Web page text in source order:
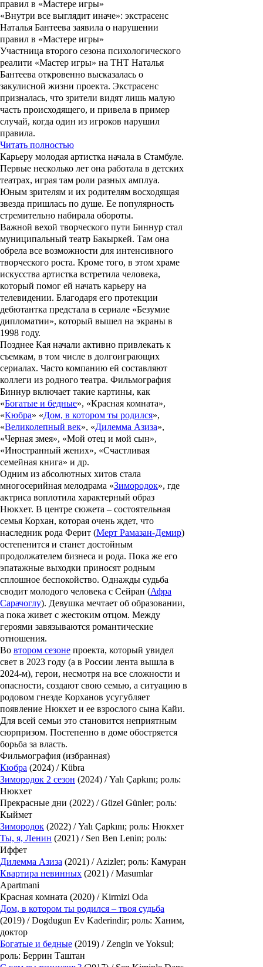
«Внутри все выглядит иначе»: экстрасенс
Наталья Бантеева заявила о нарушении
правил в «Мастере игры»
Участница второго сезона психологического
реалити «Мастер игры» на ТНТ Наталья
Бантеева откровенно высказалась о
закулисной жизни проекта. Экстрасенс
призналась, что зрители видят лишь малую
часть происходящего, и привела в пример
случай, когда один из игроков нарушил
правила.
Читать полностью
Карьеру молодая артистка начала в Стамбуле.
Первые несколько лет она работала в детских
театрах, играя там роли разных амплуа.
Юным зрителям и их родителям восходящая
звезда пришлась по душе. Ее популярность
стремительно набирала обороты.
Важной вехой творческого пути Биннур стал
муниципальный театр Бакыркей. Там она
обрела все возможности для интенсивного
творческого роста. Кроме того, в этом храме
искусства артистка встретила человека,
который помог ей начать карьеру на
телевидении. Благодаря его протекции
дебютантка предстала в сериале «Безумие
дипломатии», который вышел на экраны в
1998 году.
Позднее Кая начали активно привлекать к
съемкам, в том числе в долгоиграющих
сериалах. Часто компанию ей составляют
коллеги из родного театра. Фильмография
Биннур включает такие картины, как
«Богатые и бедные», «Красная комната»,
«Кюбра» «Дом, в котором ты родился»,
«Великолепный век», «Дилемма Азиза»,
«Черная змея», «Мой отец и мой сын»,
«Иностранный жених», «Счастливая
семейная книга» и др.
Одним из абсолютных хитов стала
многосерийная мелодрама «Зимородок», где
актриса воплотила характерный образ
Нюкхет. В центре сюжета – состоятельная
семья Корхан, которая очень ждет, что
наследник рода Ферит (Мерт Рамазан-Демир)
остепенится и станет достойным
продолжателем бизнеса и рода. Пока же его
эпатажные выходки приносят родным
сплошное беспокойство. Однажды судьба
сводит молодого человека с Сейран (Афра
Сарачоглу). Девушка мечтает об образовании,
а пока живет с жестоким отцом. Между
героями завязываются романтические
отношения.
Во втором сезоне проекта, который увидел
свет в 2023 году (а в России лента вышла в
2024-м), герои, несмотря на все сложности и
опасности, создают свою семью, а ситуацию в
родовом гнезде Корханов усугубляет
появление Нюкхет и ее взрослого сына Кайи.
Для всей семьи это становится неприятным
сюрпризом. Постепенно в доме обостряется
борьба за власть.
Фильмография (избранная)
Кюбра (2024) / Kübra
Зимородок 2 сезон (2024) / Yalı Çapkını; роль:
Нюкхет
Прекрасные дни (2022) / Güzel Günler; роль:
Кыймет
Зимородок (2022) / Yalı Çapkını; роль: Нюкхет
Ты, я, Ленин (2021) / Sen Ben Lenin; роль:
Иффет
Дилемма Азиза (2021) / Azizler; роль: Камуран
Квартира невинных (2021) / Masumlar
Apartmani
Красная комната (2020) / Kirmizi Oda
Дом, в котором ты родился – твоя судьба
(2019) / Dogdugun Ev Kaderindir; роль: Ханим,
доктор
Богатые и бедные (2019) / Zengin ve Yoksul;
роль: Беррин Таштан